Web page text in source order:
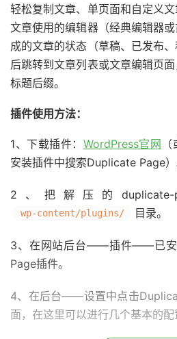
轻松复制文章、单页面和自定义
文章使用的编辑器（经典编辑器
成的文章的状态（草稿、已发布
后跳转到文章列表或文章编辑页
标题后缀。
插件使用方法：
1、下载插件： WordPress官网
安装插件中搜索Duplicate Page）
2、把解压的
wp-content/plugins/ 目录。
3、在网站后台——插件——已安
Page插件。
4、在后台——设置中点击
面，在这里可以进行几个基本的配